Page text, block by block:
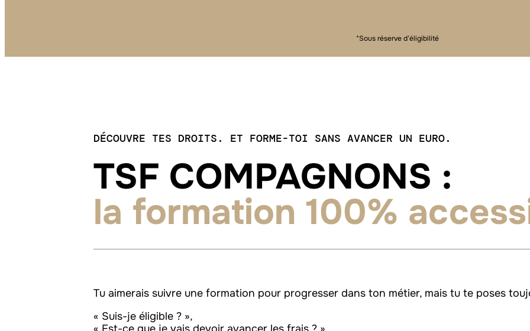
*Sous réserve d’éligibilité
DÉCOUVRE TES DROITS. ET FORME-TOI SANS AVANCER UN EURO.
TSF COMPAGNONS :
la formation 100%
Tu aimerais suivre une formation pour progresser dans ton métier, mais tu te poses
« Suis-je éligible ? »,